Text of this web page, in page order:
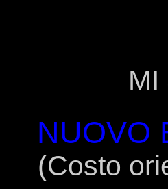
MI
NUOVO
(Costo